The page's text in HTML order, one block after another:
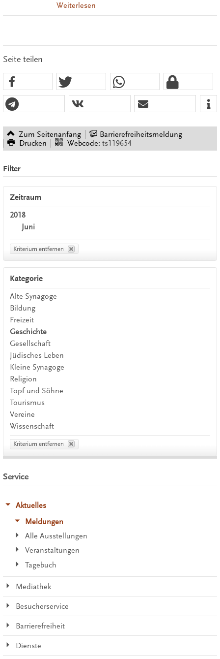
Weiterlesen
Seite teilen
Zum Seitenanfang
Barrierefreiheitsmeldung
Drucken
Webcode: ts119654
Filter
Zeitraum
2018
Juni
Kriterium entfernen
Kategorie
Alte Synagoge
Bildung
Freizeit
Geschichte
Gesellschaft
Jüdisches Leben
Kleine Synagoge
Religion
Topf und Söhne
Tourismus
Vereine
Wissenschaft
Kriterium entfernen
Service
Aktuelles
Meldungen
Alle Ausstellungen
Veranstaltungen
Tagebuch
Mediathek
Besucherservice
Barrierefreiheit
Dienste